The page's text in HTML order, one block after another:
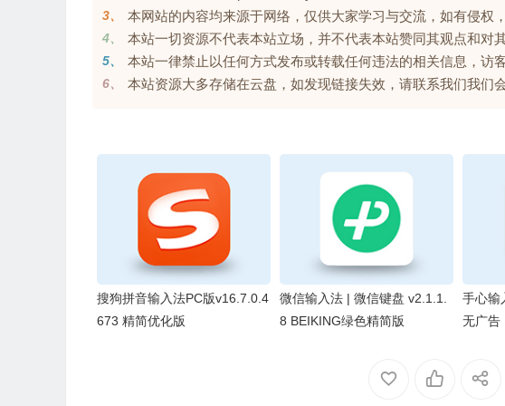
3、 本网站的内容均来源于网络，仅供大家学习与交流，如有侵权
4、 本站一切资源不代表本站立场，并不代表本站赞同其观点和对
5、 本站一律禁止以任何方式发布或转载任何违法的相关信息，访
6、 本站资源大多存储在云盘，如发现链接失效，请联系我们我们
搜狗拼音输入法PC版v16.7.0.4
673 精简优化版
微信输入法 | 微信键盘 v2.1.1.
8 BEIKING绿色精简版
手心输
无广告